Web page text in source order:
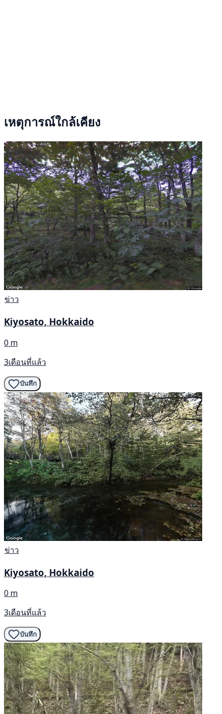
เหตุการณ์ใกล้เคียง
ข่าว
Kiyosato, Hokkaido
0 m
3เดือนที่แล้ว
บันทึก
ข่าว
Kiyosato, Hokkaido
0 m
3เดือนที่แล้ว
บันทึก